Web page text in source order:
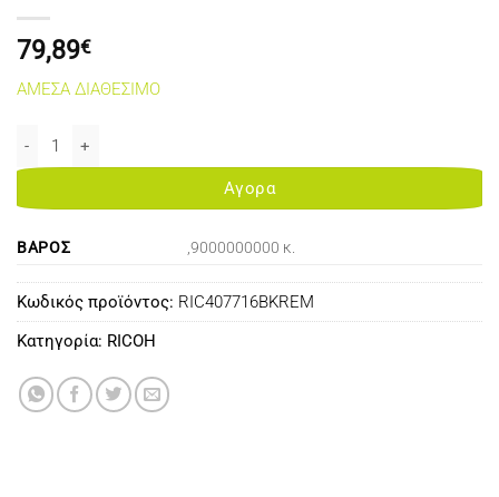
79,89€
ΑΜΕΣΑ ΔΙΑΘΕΣΙΜΟ
RICOH 407716 REMANUFACTURED TONER BLACK 6,5K FOR
Αγορα
ΒΆΡΟΣ ,9000000000 κ.
Κωδικός προϊόντος: RIC407716BKREM
Κατηγορία: RICOH